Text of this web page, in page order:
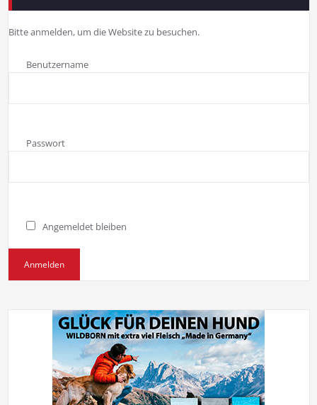
Bitte anmelden, um die Website zu besuchen.
Benutzername
Passwort
Angemeldet bleiben